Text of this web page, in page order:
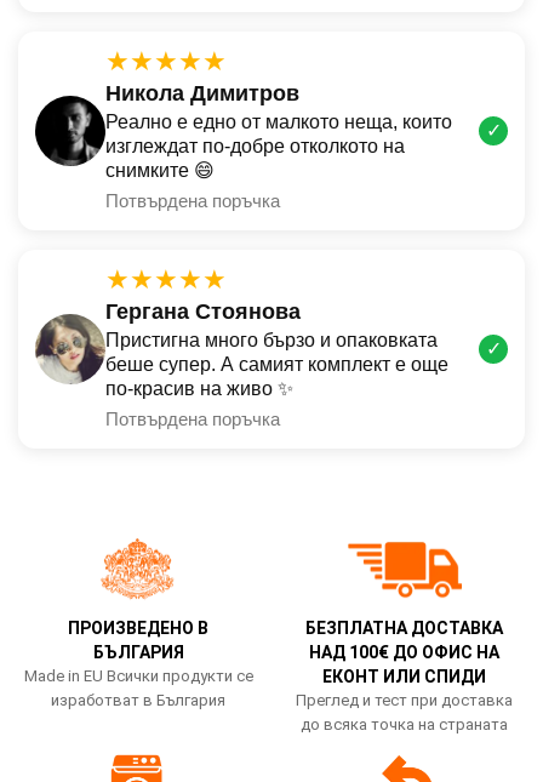
★★★★★
Никола Димитров
Реално е едно от малкото неща, които
изглеждат по-добре отколкото на
снимките 😄
Потвърдена поръчка
✓
★★★★★
Гергана Стоянова
Пристигна много бързо и опаковката
беше супер. А самият комплект е още
по-красив на живо ✨
Потвърдена поръчка
✓
ПРОИЗВЕДЕНО В
БЪЛГАРИЯ
Made in EU Всички продукти се
изработват в България
БЕЗПЛАТНА ДОСТАВКА
НАД 100€ ДО ОФИС НА
ЕКОНТ ИЛИ СПИДИ
Преглед и тест при доставка
до всяка точка на страната